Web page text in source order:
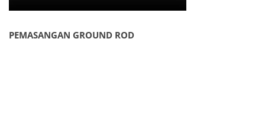
PEMASANGAN GROUND ROD